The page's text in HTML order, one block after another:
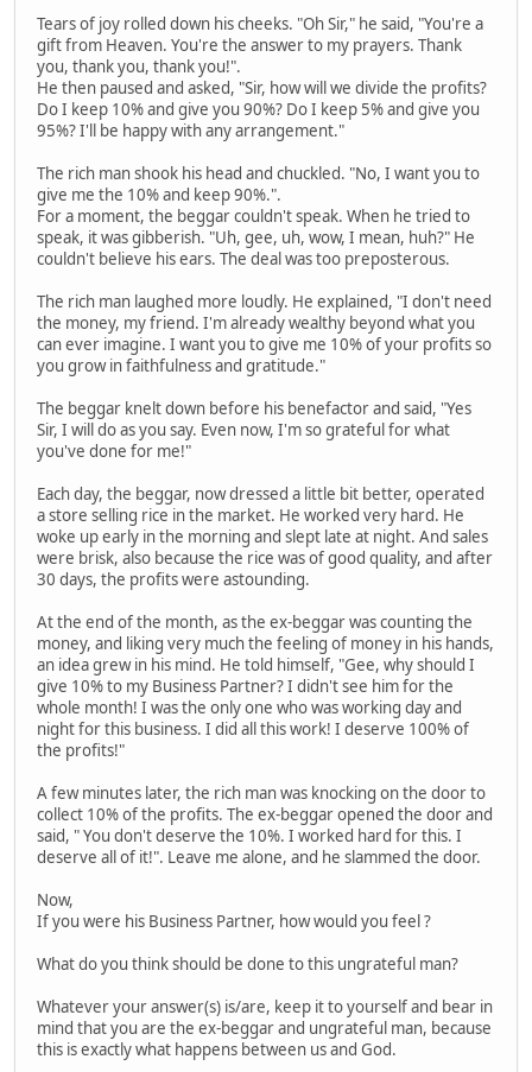
Tears of joy rolled down his cheeks. "Oh Sir," he said, "You're a
gift from Heaven. You're the answer to my prayers. Thank
you, thank you, thank you!".
He then paused and asked, "Sir, how will we divide the profits?
Do I keep 10% and give you 90%? Do I keep 5% and give you
95%? I'll be happy with any arrangement."
The rich man shook his head and chuckled. "No, I want you to
give me the 10% and keep 90%.".
For a moment, the beggar couldn't speak. When he tried to
speak, it was gibberish. "Uh, gee, uh, wow, I mean, huh?" He
couldn't believe his ears. The deal was too preposterous.
The rich man laughed more loudly. He explained, "I don't need
the money, my friend. I'm already wealthy beyond what you
can ever imagine. I want you to give me 10% of your profits so
you grow in faithfulness and gratitude."
The beggar knelt down before his benefactor and said, "Yes
Sir, I will do as you say. Even now, I'm so grateful for what
you've done for me!"
Each day, the beggar, now dressed a little bit better, operated
a store selling rice in the market. He worked very hard. He
woke up early in the morning and slept late at night. And sales
were brisk, also because the rice was of good quality, and after
30 days, the profits were astounding.
At the end of the month, as the ex-beggar was counting the
money, and liking very much the feeling of money in his hands,
an idea grew in his mind. He told himself, "Gee, why should I
give 10% to my Business Partner? I didn't see him for the
whole month! I was the only one who was working day and
night for this business. I did all this work! I deserve 100% of
the profits!"
A few minutes later, the rich man was knocking on the door to
collect 10% of the profits. The ex-beggar opened the door and
said, " You don't deserve the 10%. I worked hard for this. I
deserve all of it!". Leave me alone, and he slammed the door.
Now,
If you were his Business Partner, how would you feel ?
What do you think should be done to this ungrateful man?
Whatever your answer(s) is/are, keep it to yourself and bear in
mind that you are the ex-beggar and ungrateful man, because
this is exactly what happens between us and God.